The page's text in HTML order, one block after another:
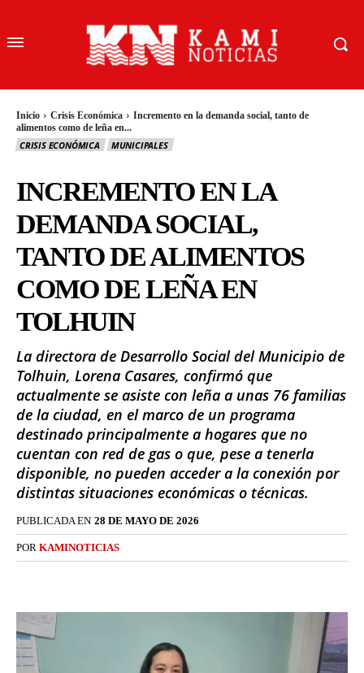
Inicio Crisis Económica
Incremento en la demanda social, tanto de
alimentos como de leña en...
CRISIS ECONÓMICA MUNICIPALES
INCREMENTO EN LA
DEMANDA SOCIAL,
TANTO DE ALIMENTOS
COMO DE LEÑA EN
TOLHUIN
La directora de Desarrollo Social del Municipio de
Tolhuin, Lorena Casares, confirmó que
actualmente se asiste con leña a unas 76 familias
de la ciudad, en el marco de un programa
destinado principalmente a hogares que no
cuentan con red de gas o que, pese a tenerla
disponible, no pueden acceder a la conexión por
distintas situaciones económicas o técnicas.
PUBLICADA EN 28 DE MAYO DE 2026
POR KAMINOTICIAS